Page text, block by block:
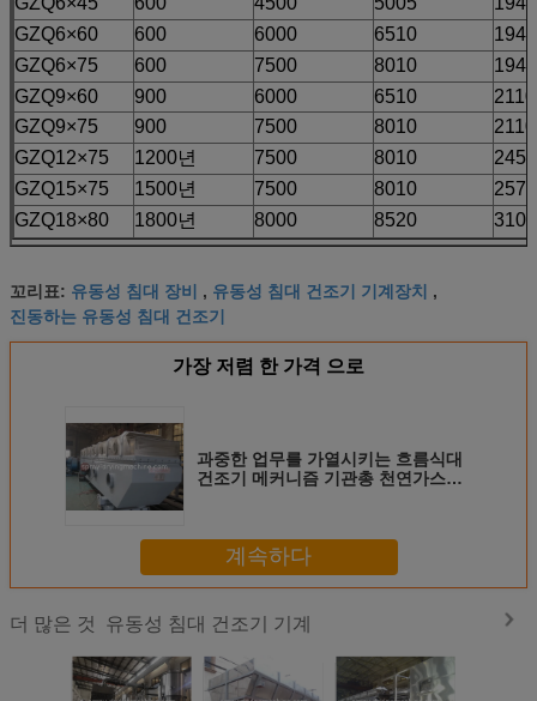
GZQ6×60
600 6000 6510
GZQ6×75
600 7500 8010
GZQ9×60
900 6000 6510
2110
GZQ9×75
900 7500 8010
2110
GZQ12×75
1200년 7500 8010
2450
GZQ15×75
1500년 7500 8010
2570
GZQ18×80
1800년 8000 8520 3100
꼬리표: 유동성 침대 장비 , 유동성 침대 건조기 기계장치 ,
진동하는 유동성 침대 건조기
가장 저렴 한 가격 으로
과중한 업무를 가열시키는 흐름식대
건조기 메커니즘 기관총 천연가스를
계속하다
더 많은 것 유동성 침대 건조기 기계